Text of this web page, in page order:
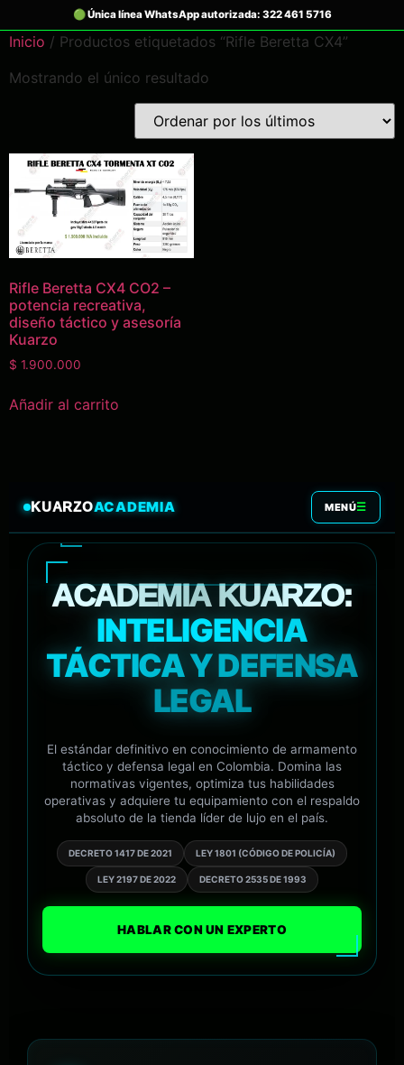
Inicio / Productos etiquetados “Rifle Beretta CX4”
Mostrando el único resultado
Rifle Beretta CX4 CO2 –
potencia recreativa,
diseño táctico y asesoría
Kuarzo
$ 1.900.000
Añadir al carrito
KUARZOACADEMIA MENÚ☰
ACADEMIA KUARZO:
INTELIGENCIA
TÁCTICA Y DEFENSA
LEGAL
El estándar definitivo en conocimiento de armamento
táctico y defensa legal en Colombia. Domina las
normativas vigentes, optimiza tus habilidades
operativas y adquiere tu equipamiento con el respaldo
absoluto de la tienda líder de lujo en el país.
DECRETO 1417 DE 2021 LEY 1801 (CÓDIGO DE POLICÍA)
LEY 2197 DE 2022 DECRETO 2535 DE 1993
HABLAR CON UN EXPERTO